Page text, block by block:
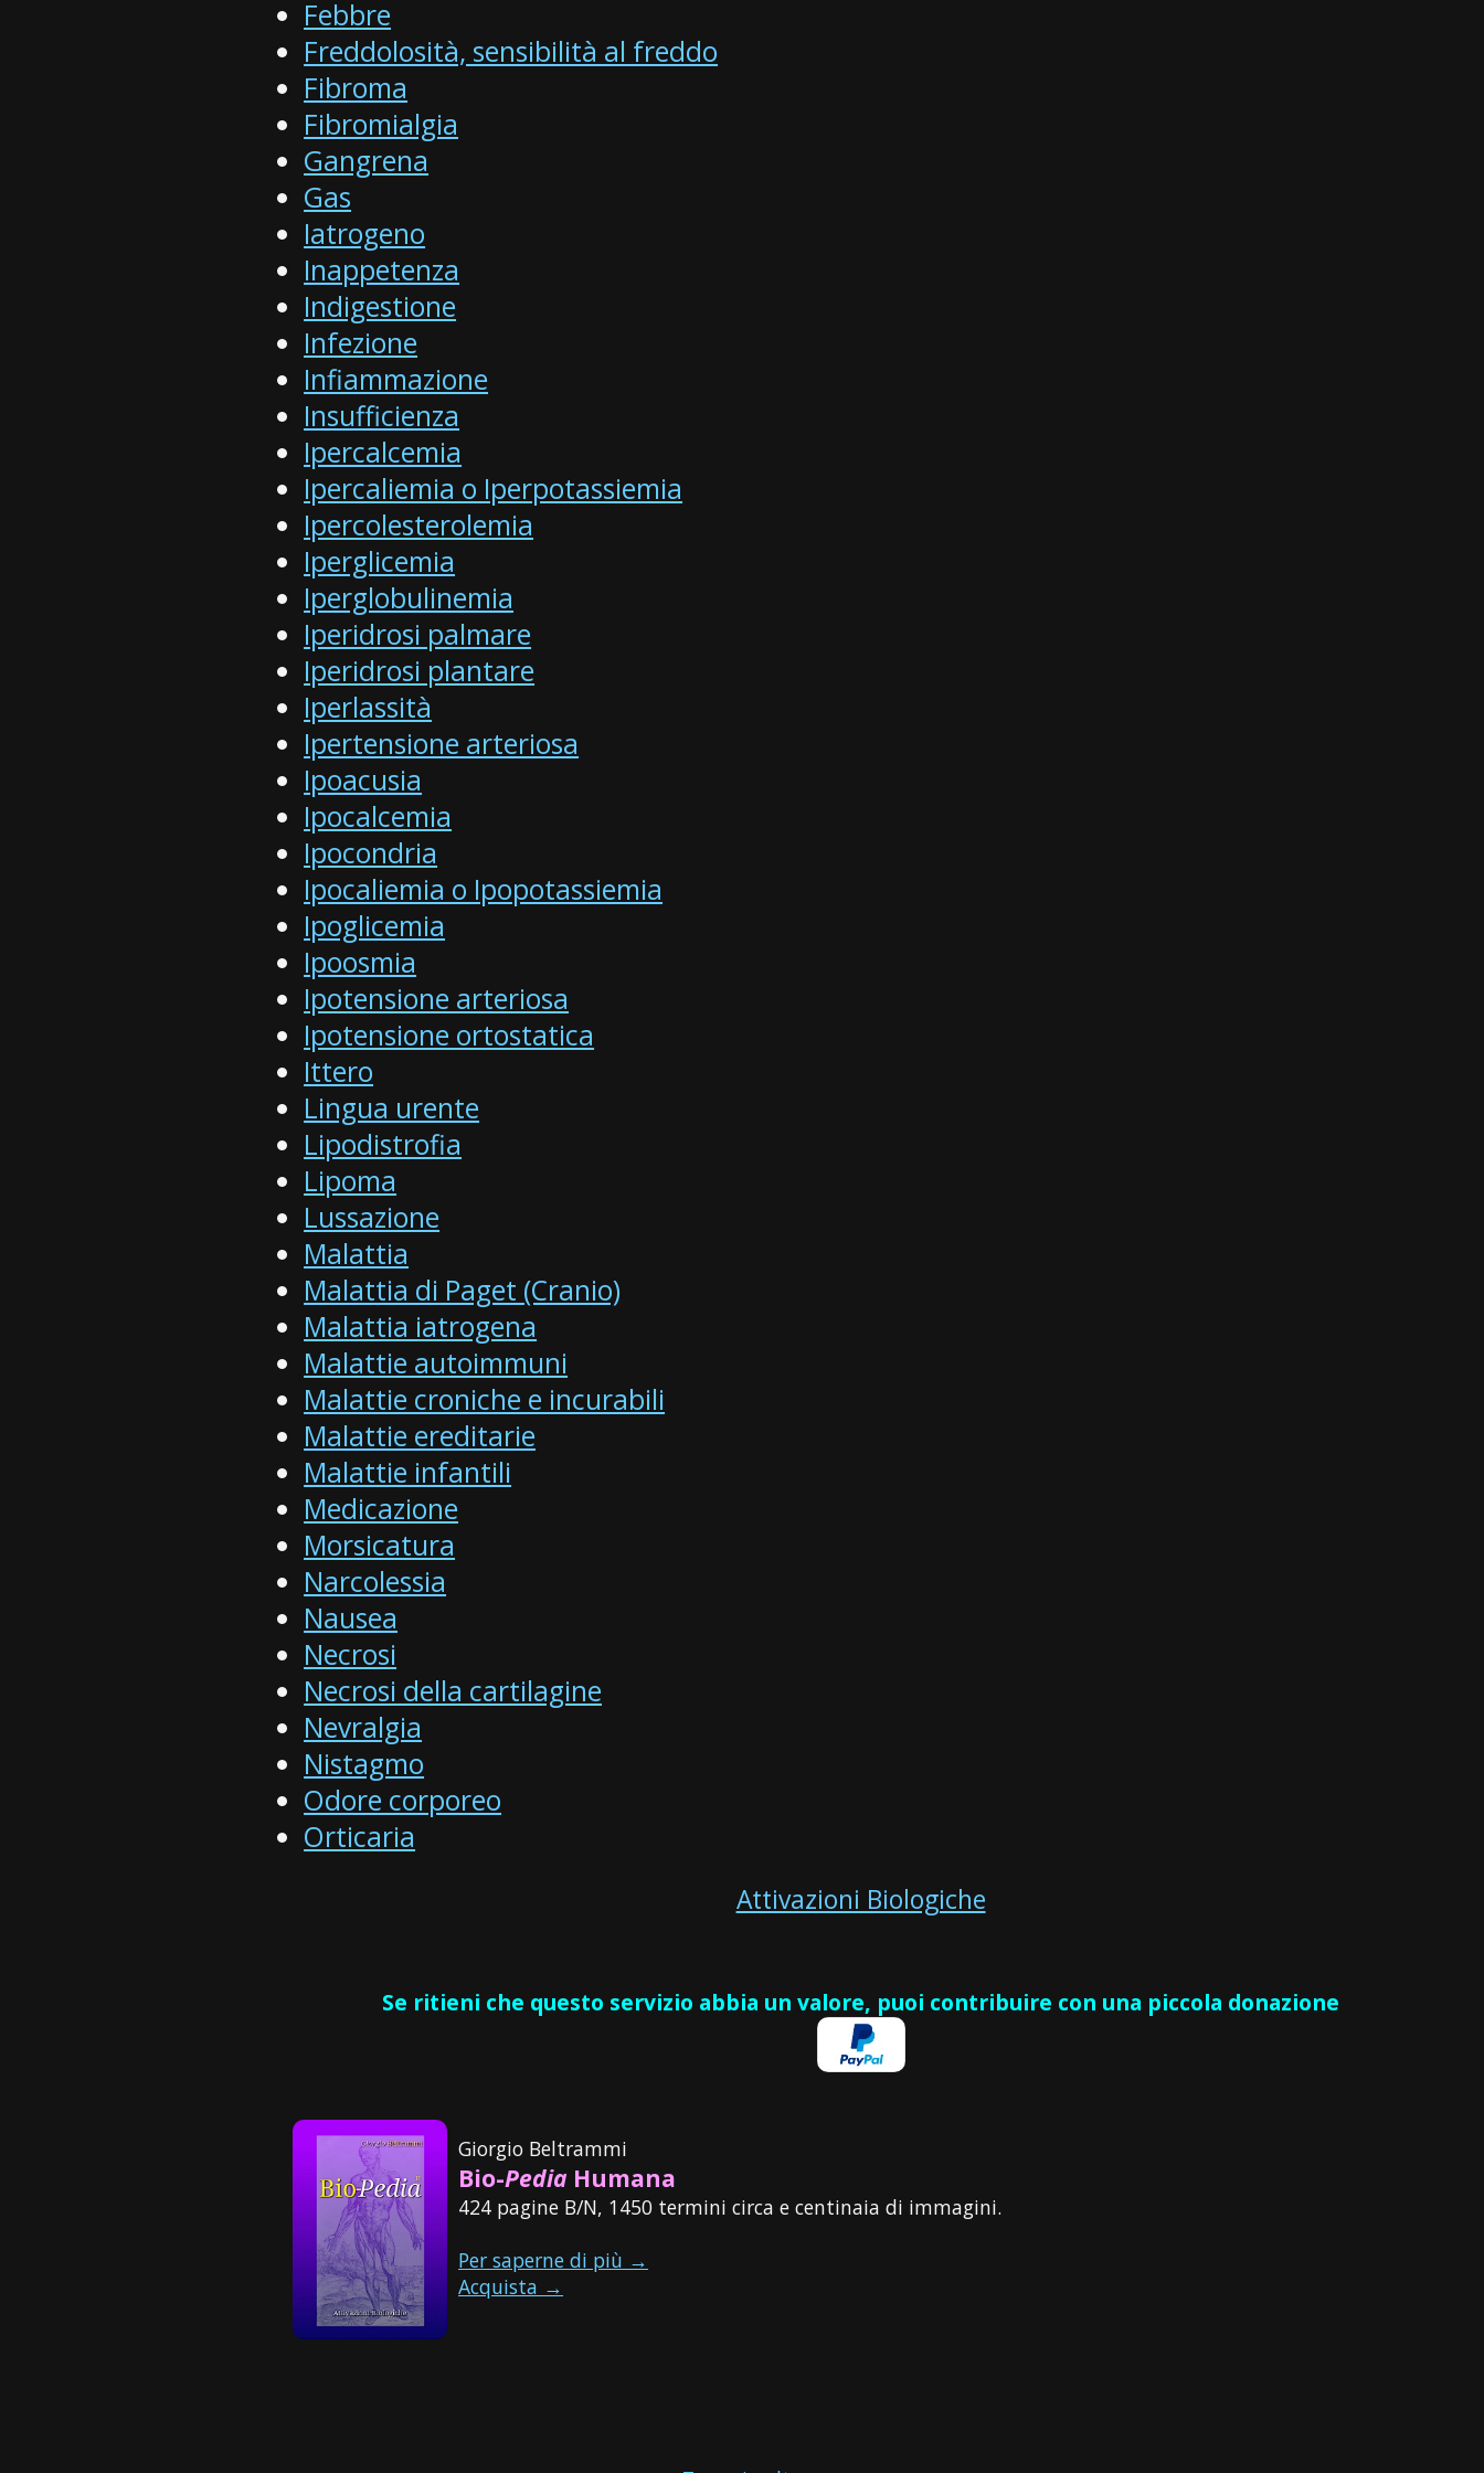
Febbre
Freddolosità, sensibilità al freddo
Fibroma
Fibromialgia
Gangrena
Gas
Iatrogeno
Inappetenza
Indigestione
Infezione
Infiammazione
Insufficienza
Ipercalcemia
Ipercaliemia o Iperpotassiemia
Ipercolesterolemia
Iperglicemia
Iperglobulinemia
Iperidrosi palmare
Iperidrosi plantare
Iperlassità
Ipertensione arteriosa
Ipoacusia
Ipocalcemia
Ipocondria
Ipocaliemia o Ipopotassiemia
Ipoglicemia
Ipoosmia
Ipotensione arteriosa
Ipotensione ortostatica
Ittero
Lingua urente
Lipodistrofia
Lipoma
Lussazione
Malattia
Malattia di Paget (Cranio)
Malattia iatrogena
Malattie autoimmuni
Malattie croniche e incurabili
Malattie ereditarie
Malattie infantili
Medicazione
Morsicatura
Narcolessia
Nausea
Necrosi
Necrosi della cartilagine
Nevralgia
Nistagmo
Odore corporeo
Orticaria
Attivazioni Biologiche
Se ritieni che questo servizio abbia un valore, puoi contribuire con una piccola donazione
Giorgio Beltrammi
Bio-Pedia Humana
424 pagine B/N, 1450 termini circa e centinaia di immagini.
Per saperne di più →
Acquista →